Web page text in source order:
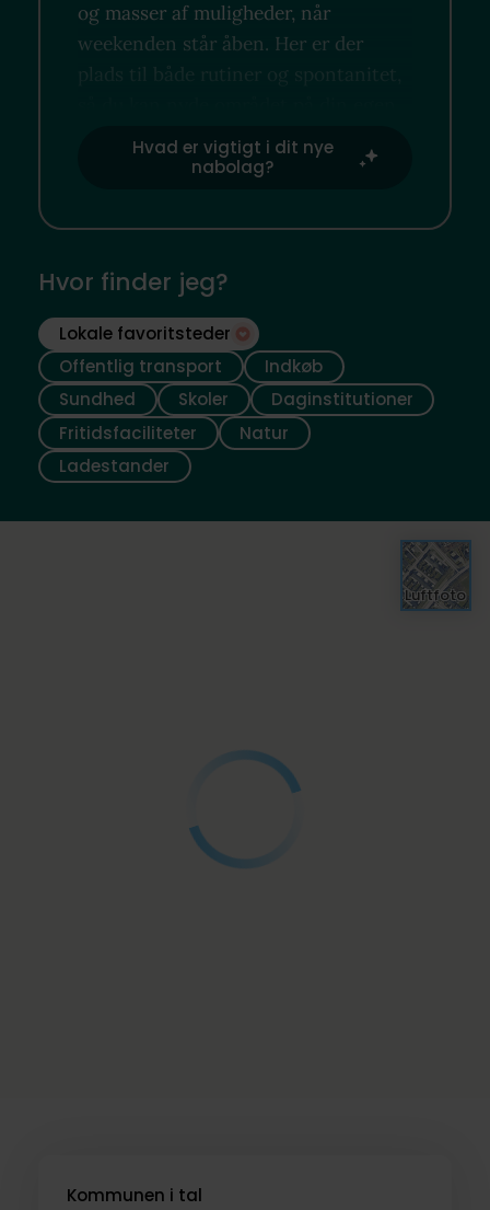
og masser af muligheder, når
weekenden står åben. Her er der
plads til både rutiner og spontanitet,
Hvad er vigtigt i dit nye
nabolag?
Hvor finder jeg?
Lokale favoritsteder
Offentlig transport
Indkøb
Sundhed
Skoler
Daginstitutioner
Fritidsfaciliteter
Natur
Ladestander
Luftfoto
Kommunen i tal